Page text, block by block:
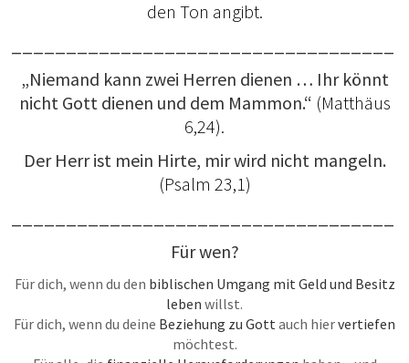
den Ton angibt.
„Niemand kann zwei Herren dienen … Ihr könnt
nicht Gott dienen und dem Mammon.“ (Matthäus
6,24).
Der Herr ist mein Hirte, mir wird nicht mangeln.
(Psalm 23,1)
Für wen?
Für dich, wenn du den biblischen Umgang mit Geld und Besitz
leben willst.
Für dich, wenn du deine Beziehung zu Gott auch hiervertiefen
möchtest.